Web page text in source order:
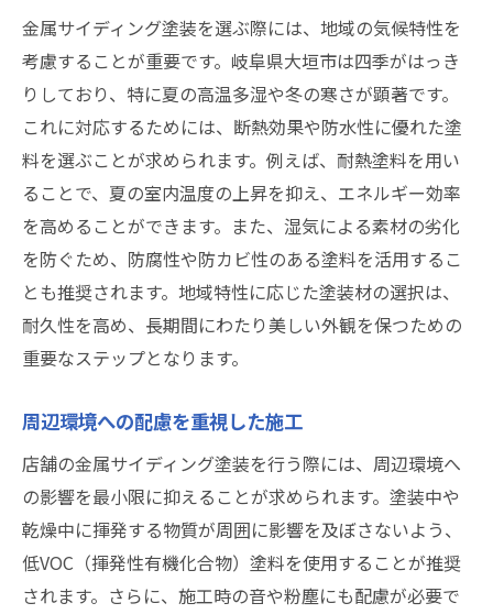
金属サイディング塗装を選ぶ際には、地域の気候特性を
考慮することが重要です。岐阜県大垣市は四季がはっき
りしており、特に夏の高温多湿や冬の寒さが顕著です。
これに対応するためには、断熱効果や防水性に優れた塗
料を選ぶことが求められます。例えば、耐熱塗料を用い
ることで、夏の室内温度の上昇を抑え、エネルギー効率
を高めることができます。また、湿気による素材の劣化
を防ぐため、防腐性や防カビ性のある塗料を活用するこ
とも推奨されます。地域特性に応じた塗装材の選択は、
耐久性を高め、長期間にわたり美しい外観を保つための
重要なステップとなります。
周辺環境への配慮を重視した施工
店舗の金属サイディング塗装を行う際には、周辺環境へ
の影響を最小限に抑えることが求められます。塗装中や
乾燥中に揮発する物質が周囲に影響を及ぼさないよう、
低VOC（揮発性有機化合物）塗料を使用することが推奨
されます。さらに、施工時の音や粉塵にも配慮が必要で